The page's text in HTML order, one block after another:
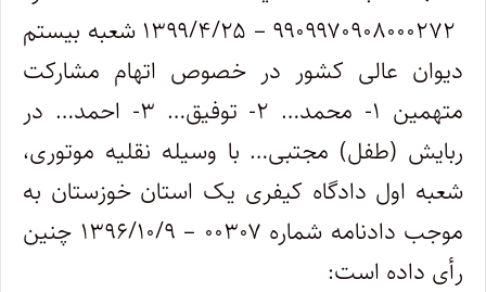
۹۹۰۹۹۷۰۹۰۸۰۰۰۲۷۲ – ۱۳۹۹/۴/۲۵ شعبه بیستم
دیوان عالی کشور در خصوص اتهام مشارکت
متهمین ۱- محمد… ۲- توفیق… ۳- احمد… در
ربایش (طفل) مجتبی… با وسیله نقلیه موتوری،
شعبه اول دادگاه کیفری یک استان خوزستان به
موجب دادنامه شماره ۰۰۳۰۷ – ۱۳۹۶/۱۰/۹ چنین
رأی داده است: